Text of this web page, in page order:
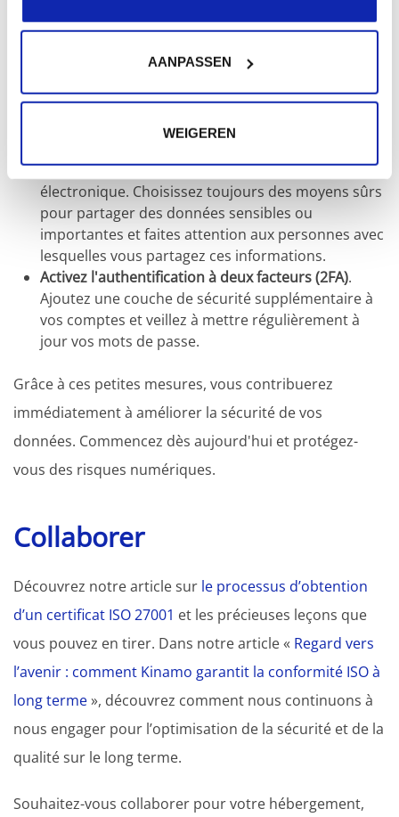
AANPASSEN
WEIGEREN
Voici quelques conseils pratiques que vous pouvez
appliquer immédiatement:
Utilisez un gestionnaire de mots de passe. Gérez
vos mots de passe de manière sûre et pratique
Évitez de partager vos mots de passepar courrier
électronique. Choisissez toujours des moyens sûrs
pour partager des données sensibles ou
importantes et faites attention aux personnes avec
lesquelles vous partagez ces informations.
Activez l'authentification à deux facteurs (2FA).
Ajoutez une couche de sécurité supplémentaire à
vos comptes et veillez à mettre régulièrement à
jour vos mots de passe.
Grâce à ces petites mesures, vous contribuerez
immédiatement à améliorer la sécurité de vos
données. Commencez dès aujourd'hui et protégez-
vous des risques numériques.
Collaborer
Découvrez notre article sur le processus d’obtention
d’un certificat ISO 27001 et les précieuses leçons que
vous pouvez en tirer. Dans notre article « Regard vers
l’avenir : comment Kinamo garantit la conformité ISO à
long terme», découvrez comment nous continuons à
nous engager pour l’optimisation de la sécurité et de la
qualité sur le long terme.
Souhaitez-vous collaborer pour votre hébergement,